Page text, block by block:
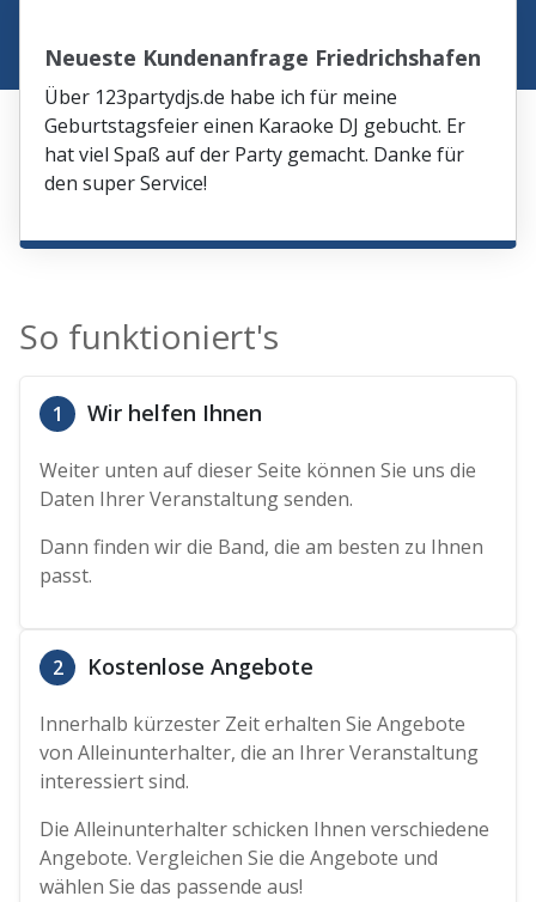
Neueste Kundenanfrage Friedrichshafen
Über 123partydjs.de habe ich für meine
Geburtstagsfeier einen Karaoke DJ gebucht. Er
hat viel Spaß auf der Party gemacht. Danke für
den super Service!
So funktioniert's
1 Wir helfen Ihnen
Weiter unten auf dieser Seite können Sie uns die
Daten Ihrer Veranstaltung senden.
Dann finden wir die Band, die am besten zu Ihnen
passt.
2 Kostenlose Angebote
Innerhalb kürzester Zeit erhalten Sie Angebote
von Alleinunterhalter, die an Ihrer Veranstaltung
interessiert sind.
Die Alleinunterhalter schicken Ihnen verschiedene
Angebote. Vergleichen Sie die Angebote und
wählen Sie das passende aus!